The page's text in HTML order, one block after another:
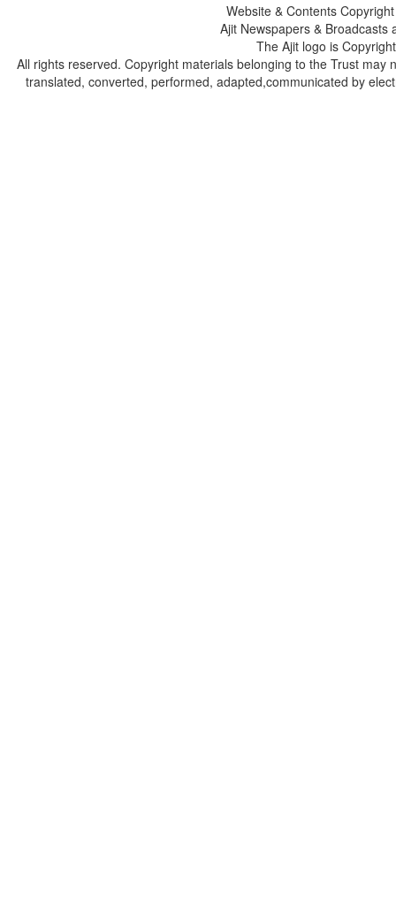
Website & Contents
Ajit Newspapers &
The Ajit logo is
All rights reserved. Copyright materials belonging to the Trust
translated, converted, performed, adapted,communicated by